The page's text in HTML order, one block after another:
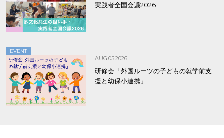
実践者全国会議2026
EVENT
AUG.05.2026
研修会「外国ルーツの子どもの就学前支
援と幼保小連携」